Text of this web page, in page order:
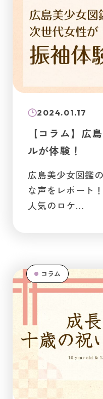
2024.01.17
【コラム】広
ルが体験！
広島美少女図鑑
な声をレポート
人気のロケ…
コラム